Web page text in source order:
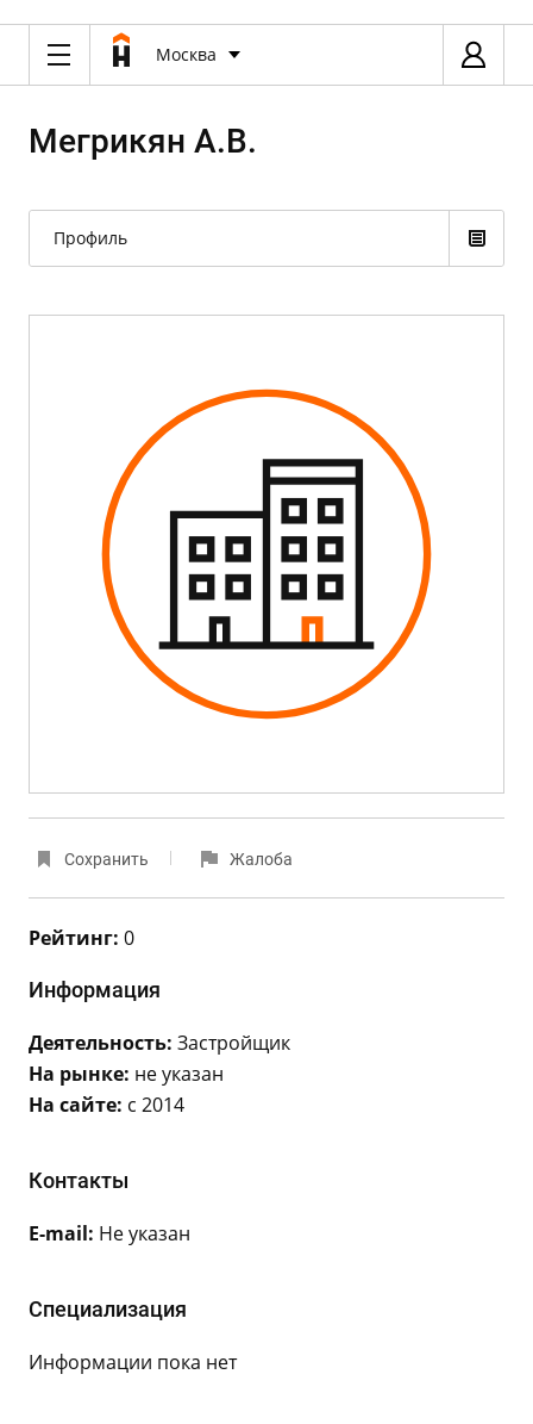
Москва
Мегрикян А.В.
Профиль
Сохранить Жалоба
Рейтинг: 0
Информация
Деятельность: Застройщик
На рынке: не указан
На сайте: с 2014
Контакты
E-mail: Не указан
Специализация
Информации пока нет